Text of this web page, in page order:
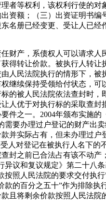
等权利，该权利行使的
额；（三）出资证明书编
册已经变更、受让人已
财产，系债权人可以请求
转让价款。被执行人转
人民法院执行的情形下，
续保持受领给付状态，
的被人民法院依法查封时
人优于对执行标的采取查
之一。2004年颁布实施
要办理过户登记的财产出
实际占有，但未办理过户
人对登记在被执行人名下
之前已合法占有该不动
议和复议规定》第二十八
照人民法院的要求交付执
的百分之五十”作为排除
且将剩余价款按照人民法